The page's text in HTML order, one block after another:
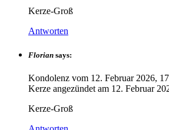
Kerze-Groß
Antworten
Florian says:
Kondolenz vom 12. Februar 2026,
Kerze angezündet am 12. Februar
Kerze-Groß